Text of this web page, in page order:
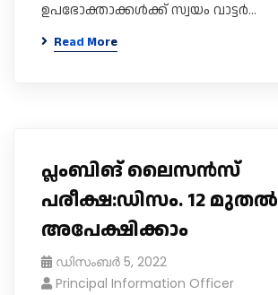
ഉപഭോക്താക്കൾക്ക് സ്വയം വാട്ടർ…
Read More
പ്ലംബിങ് ലൈസൻസ്
പരീക്ഷ:ഡിസം. 12 മുതൽ
അപേക്ഷിക്കാം
ഡിസംബർ 5, 2022
Principal Information Officer